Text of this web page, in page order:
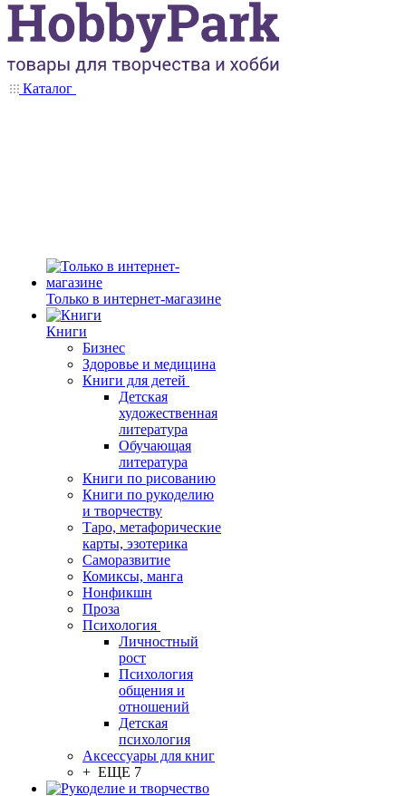
Каталог
Только в интернет-магазине
Книги
Бизнес
Здоровье и медицина
Книги для детей
Детская
художественная
литература
Обучающая
литература
Книги по рисованию
Книги по рукоделию
и творчеству
Таро, метафорические
карты, эзотерика
Саморазвитие
Комиксы, манга
Нонфикшн
Проза
Психология
Личностный
рост
Психология
общения и
отношений
Детская
психология
Аксессуары для книг
+ ЕЩЕ 7